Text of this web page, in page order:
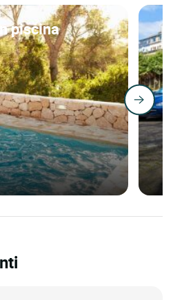
piscina